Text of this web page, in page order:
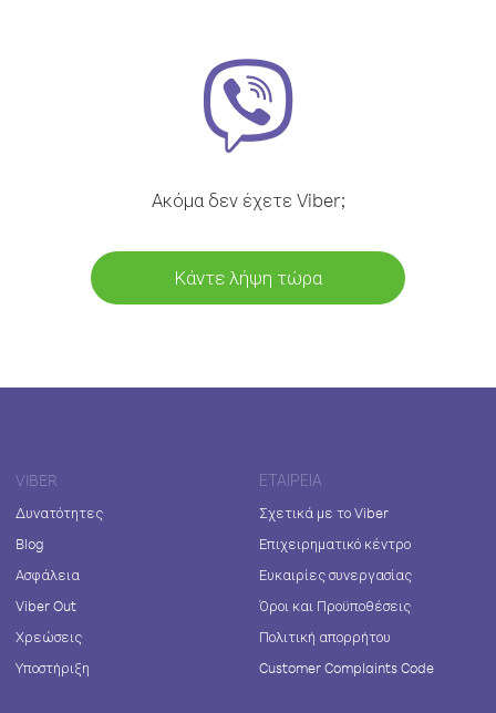
Ακόμα δεν έχετε Viber;
Κάντε λήψη τώρα
VIBER
Δυνατότητες
Blog
Ασφάλεια
Viber Out
Χρεώσεις
Υποστήριξη
ΕΤΑΙΡΕΊΑ
Σχετικά με το Viber
Επιχειρηματικό κέντρο
Ευκαιρίες συνεργασίας
Όροι και Προϋποθέσεις
Πολιτική απορρήτου
Customer Complaints Code